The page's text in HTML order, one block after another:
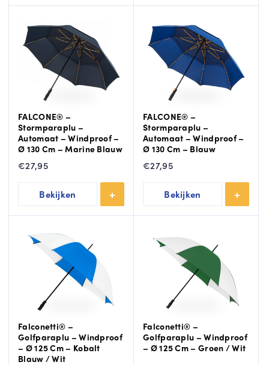
FALCONE® –
Stormparaplu –
Automaat – Windproof –
Ø 130 Cm – Marine Blauw
€27,95
Bekijken
FALCONE® –
Stormparaplu –
Automaat – Windproof –
Ø 130 Cm – Blauw
€27,95
Bekijken
Falconetti® –
Golfparaplu – Windproof
– Ø 125 Cm – Kobalt
Blauw / Wit
Falconetti® –
Golfparaplu – Windproof
– Ø 125 Cm – Groen / Wit